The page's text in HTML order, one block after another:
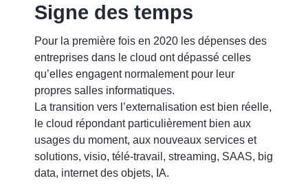
Signe des temps
Pour la première fois en 2020 les dépenses des
entreprises dans le cloud ont dépassé celles
qu’elles engagent normalement pour leur
propres salles informatiques.
La transition vers l’externalisation est bien réelle,
le cloud répondant particulièrement bien aux
usages du moment, aux nouveaux services et
solutions, visio, télé-travail, streaming, SAAS, big
data, internet des objets, IA.